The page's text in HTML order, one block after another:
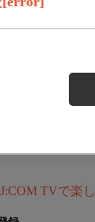
TVで楽